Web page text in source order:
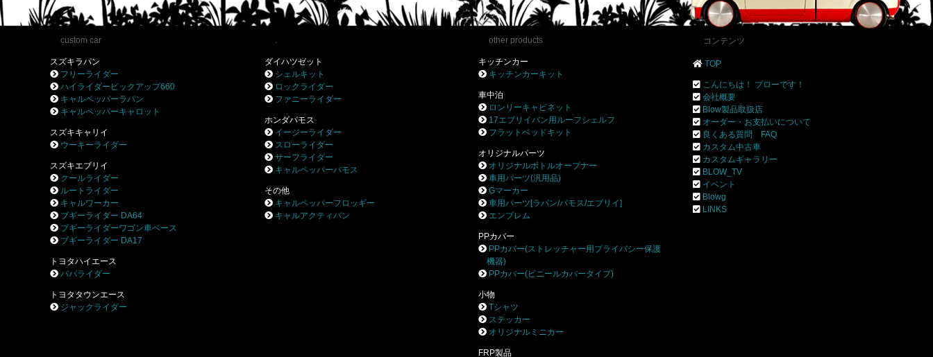
custom car
スズキラパン
フリーライダー
ハイライダーピックアップ660
キャルペッパーラパン
キャルペッパーキャロット
スズキキャリイ
ウーキーライダー
スズキエブリイ
クールライダー
ルートライダー
キャルワーカー
ブギーライダー DA64
ブギーライダーワゴン車ベース
ブギーライダー DA17
トヨタハイエース
パパライダー
トヨタタウンエース
ジャックライダー
.
ダイハツゼット
シェルキット
ロックライダー
ファニーライダー
ホンダバモス
イージーライダー
スローライダー
サーフライダー
キャルペッパーバモス
その他
キャルペッパーフロッギー
キャルアクティバン
other products
キッチンカー
キッチンカーキット
車中泊
ロンリーキャビネット
17エブリイバン用ルーフシェルフ
フラットベッドキット
オリジナルパーツ
オリジナルボトルオープナー
車用パーツ(汎用品)
Gマーカー
車用パーツ[ラパン/バモス/エブリイ]
エンブレム
PPカバー
PPカバー(ストレッチャー用プライバシー保護
機器)
PPカバー(ビニールカバータイプ)
小物
Tシャツ
ステッカー
オリジナルミニカー
FRP製品
コンテンツ
TOP
こんにちは！ ブローです！
会社概要
Blow製品取扱店
オーダー・お支払いについて
良くある質問 FAQ
カスタム中古車
カスタムギャラリー
BLOW_TV
イベント
Blowg
LINKS